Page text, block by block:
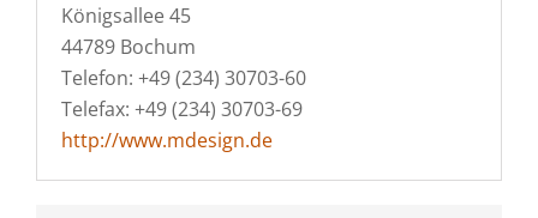
Königsallee 45
44789 Bochum
Telefon: +49 (234) 30703-60
Telefax: +49 (234) 30703-69
http://www.mdesign.de